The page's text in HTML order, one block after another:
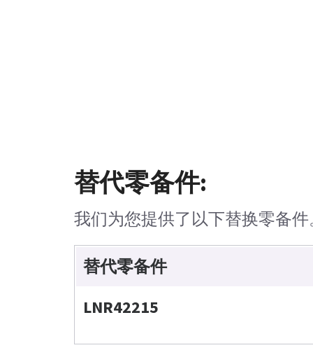
替代零备件:
我们为您提供了以下替换零备
替代零备件
LNR42215